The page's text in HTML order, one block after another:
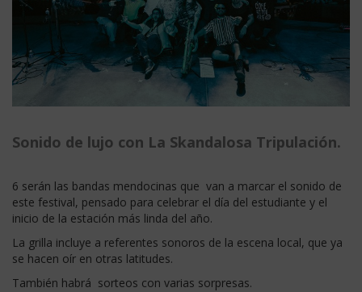
Sonido de lujo con La Skandalosa Tripulación.
6 serán las bandas mendocinas que van a marcar el sonido de
este festival, pensado para celebrar el día del estudiante y el
inicio de la estación más linda del año.
La grilla incluye a referentes sonoros de la escena local, que ya
se hacen oír en otras latitudes.
También habrá sorteos con varias sorpresas.